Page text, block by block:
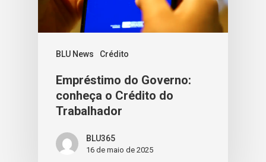
BLU News Crédito
Empréstimo do Governo:
conheça o Crédito do
Trabalhador
BLU365
16 de maio de 2025